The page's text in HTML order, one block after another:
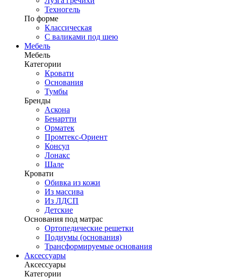
Техногель
По форме
Классическая
С валиками под шею
Мебель
Мебель
Категории
Кровати
Основания
Тумбы
Бренды
Аскона
Бенартти
Орматек
Промтекс-Ориент
Консул
Лонакс
Шале
Кровати
Обивка из кожи
Из массива
Из ЛДСП
Детские
Основания под матрас
Ортопедические решетки
Подиумы (основания)
Трансформируемые основания
Аксессуары
Аксессуары
Категории